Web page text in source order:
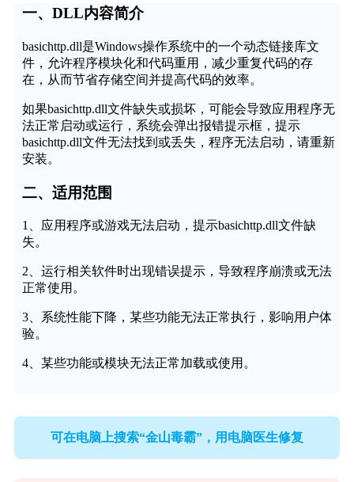
一、DLL内容简介
basichttp.dll是Windows操作系统中的一个动态链接库文
件，允许程序模块化和代码重用，减少重复代码的存
在，从而节省存储空间并提高代码的效率。
如果basichttp.dll文件缺失或损坏，可能会导致应用程序无
法正常启动或运行，系统会弹出报错提示框，提示
basichttp.dll文件无法找到或丢失，程序无法启动，请重新
安装。
二、适用范围
1、应用程序或游戏无法启动，提示basichttp.dll文件缺
失。
2、运行相关软件时出现错误提示，导致程序崩溃或无法
正常使用。
3、系统性能下降，某些功能无法正常执行，影响用户体
验。
4、某些功能或模块无法正常加载或使用。
可在电脑上搜索“金山毒霸”，用电脑医生修复